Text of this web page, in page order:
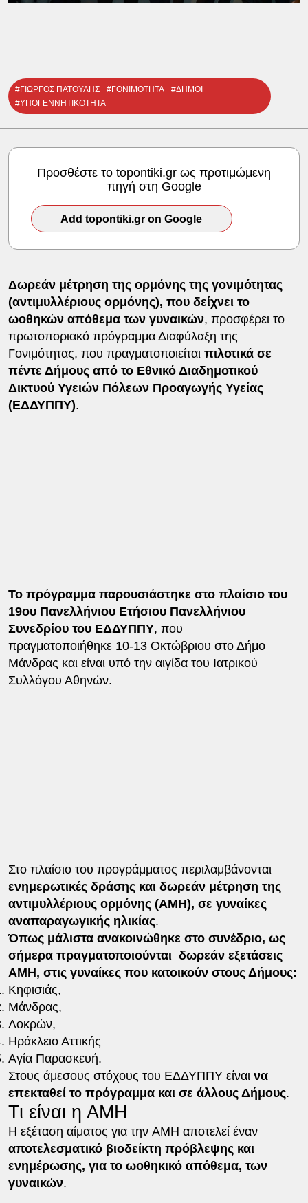
#ΓΙΩΡΓΟΣ ΠΑΤΟΥΛΗΣ #ΓΟΝΙΜΟΤΗΤΑ
#ΔΗΜΟΙ
#ΥΠΟΓΕΝΝΗΤΙΚΟΤΗΤΑ
Προσθέστε το topontiki.gr ως προτιμώμενη
πηγή στη Google
Add topontiki.gr on Google
Δωρεάν μέτρηση της ορμόνης της γονιμότητας
(αντιμυλλέριους ορμόνης), που δείχνει το
ωοθηκών απόθεμα των γυναικών, προσφέρει το
πρωτοποριακό πρόγραμμα Διαφύλαξη της
Γονιμότητας, που πραγματοποιείται πιλοτικά σε
πέντε Δήμους από το Εθνικό Διαδημοτικού
Δικτυού Υγειών Πόλεων Προαγωγής Υγείας
(ΕΔΔΥΠΠΥ).
Το πρόγραμμα παρουσιάστηκε στο πλαίσιο του
19ου Πανελλήνιου Ετήσιου Πανελλήνιου
Συνεδρίου του ΕΔΔΥΠΠΥ, που
πραγματοποιήθηκε 10-13 Οκτώβριου στο Δήμο
Μάνδρας και είναι υπό την αιγίδα του Ιατρικού
Συλλόγου Αθηνών.
Στο πλαίσιο του προγράμματος περιλαμβάνονται
ενημερωτικές δράσης και δωρεάν μέτρηση της
αντιμυλλέριους ορμόνης (ΑΜΗ), σε γυναίκες
αναπαραγωγικής ηλικίας.
Όπως μάλιστα ανακοινώθηκε στο συνέδριο, ως
σήμερα πραγματοποιούνται δωρεάν εξετάσεις
ΑΜΗ, στις γυναίκες που κατοικούν στους Δήμους:
Κηφισιάς,
Μάνδρας,
Λοκρών,
Ηράκλειο Αττικής
Αγία Παρασκευή.
Στους άμεσους στόχους του ΕΔΔΥΠΠΥ είναι να
επεκταθεί το πρόγραμμα και σε άλλους Δήμους.
Τι είναι η ΑΜΗ
Η εξέταση αίματος για την AMH αποτελεί έναν
αποτελεσματικό βιοδείκτη πρόβλεψης και
ενημέρωσης, για το ωοθηκικό απόθεμα, των
γυναικών.